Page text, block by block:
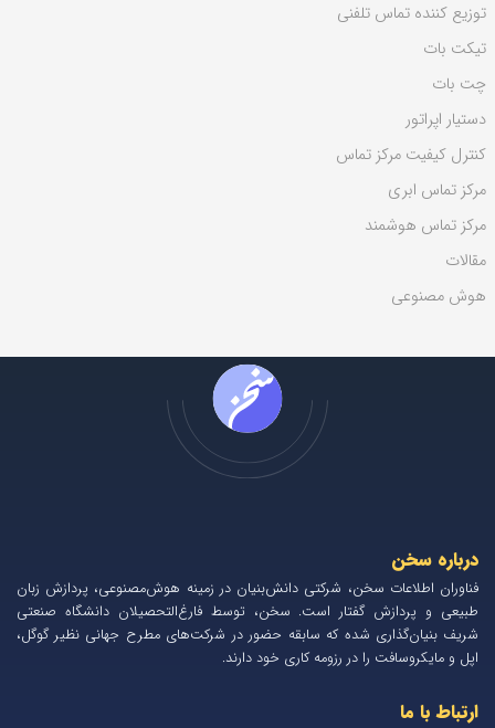
ا
ی
:
توزیع کننده تماس تلفنی
تیکت بات
چت بات
دستیار اپراتور
کنترل کیفیت مرکز تماس
مرکز تماس ابری
مرکز تماس هوشمند
مقالات
هوش مصنوعی
ارتباط با ما
درباره سخن
فناوران اطلاعات سخن، شرکتی دانش‌بنیان در زمینه هوش‌مصنوعی، پردازش زبان
طبیعی و پردازش گفتار است. سخن، توسط فارغ‌التحصیلان دانشگاه صنعتی
شریف بنیان‌گذاری شده که سابقه حضور در شرکت‌های مطرح جهانی نظیر گوگل،
اپل و مایکروسافت را در رزومه کاری خود دارند.